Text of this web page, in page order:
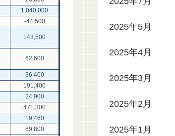
1,040,000
-44,500
143,500
62,600
36,400
191,400
24,900
471,300
19,460
69,800
2025年5月
2025年4月
2025年3月
2025年2月
2025年1月